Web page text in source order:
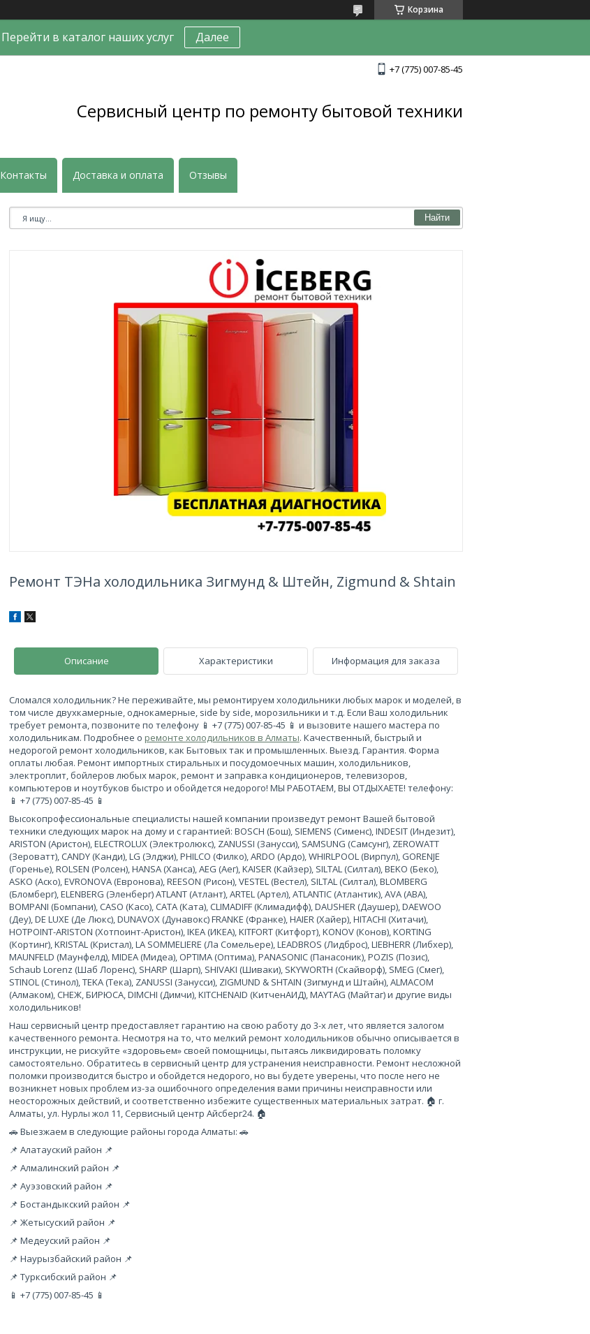
Корзина
Перейти в каталог наших услуг Далее
+7 (775) 007-85-45
Сервисный центр по ремонту бытовой техники
Контакты Доставка и оплата Отзывы
Найти
Ремонт ТЭНа холодильника Зигмунд & Штейн, Zigmund & Shtain
Описание Характеристики Информация для заказа
Сломался холодильник? Не переживайте, мы ремонтируем холодильники любых марок и моделей, в
том числе двухкамерные, однокамерные, side by side, морозильники и т.д. Если Ваш холодильник
требует ремонта, позвоните по телефону 📱 +7 (775) 007-85-45 📱 и вызовите нашего мастера по
холодильникам. Подробнее о ремонте холодильников в Алматы. Качественный, быстрый и
недорогой ремонт холодильников, как Бытовых так и промышленных. Выезд. Гарантия. Форма
оплаты любая. Ремонт импортных стиральных и посудомоечных машин, холодильников,
электроплит, бойлеров любых марок, ремонт и заправка кондиционеров, телевизоров,
компьютеров и ноутбуков быстро и обойдется недорого! МЫ РАБОТАЕМ, ВЫ ОТДЫХАЕТЕ! телефону:
📱 +7 (775) 007-85-45 📱
Высокопрофессиональные специалисты нашей компании произведут ремонт Вашей бытовой
техники следующих марок на дому и с гарантией: BOSCH (Бош), SIEMENS (Сименс), INDESIT (Индезит),
ARISTON (Аристон), ELECTROLUX (Электролюкс), ZANUSSI (Занусси), SAMSUNG (Самсунг), ZEROWATT
(Зероватт), CANDY (Канди), LG (Элджи), PHILCO (Филко), ARDO (Ардо), WHIRLPOOL (Вирпул), GORENJE
(Горенье), ROLSEN (Ролсен), HANSA (Ханса), AEG (Аег), KAISER (Кайзер), SILTAL (Силтал), BEKO (Беко),
ASKO (Аско), EVRONOVA (Евронова), REESON (Рисон), VESTEL (Вестел), SILTAL (Силтал), BLOMBERG
(Бломберг), ELENBERG (Эленберг) ATLANT (Атлант), ARTEL (Артел), ATLANTIC (Атлантик), AVA (АВА),
BOMPANI (Бомпани), CASO (Касо), CATA (Ката), CLIMADIFF (Климадифф), DAUSHER (Даушер), DAEWOO
(Деу), DE LUXE (Де Люкс), DUNAVOX (Дунавокс) FRANKE (Франке), HAIER (Хайер), HITACHI (Хитачи),
HOTPOINT-ARISTON (Хотпоинт-Аристон), IKEA (ИКЕА), KITFORT (Китфорт), KONOV (Конов), KORTING
(Кортинг), KRISTAL (Кристал), LA SOMMELIERE (Ла Сомельере), LEADBROS (Лидброс), LIEBHERR (Либхер),
MAUNFELD (Маунфелд), MIDEA (Мидеа), OPTIMA (Оптима), PANASONIC (Панасоник), POZIS (Позис),
Schaub Lorenz (Шаб Лоренс), SHARP (Шарп), SHIVAKI (Шиваки), SKYWORTH (Скайворф), SMEG (Смег),
STINOL (Стинол), TEKA (Тека), ZANUSSI (Занусси), ZIGMUND & SHTAIN (Зигмунд и Штайн), ALMACOM
(Алмаком), СНЕЖ, БИРЮСА, DIMCHI (Димчи), KITCHENAID (КитченАИД), MAYTAG (Майтаг) и другие виды
холодильников!
Наш сервисный центр предоставляет гарантию на свою работу до 3-х лет, что является залогом
качественного ремонта. Несмотря на то, что мелкий ремонт холодильников обычно описывается в
инструкции, не рискуйте «здоровьем» своей помощницы, пытаясь ликвидировать поломку
самостоятельно. Обратитесь в сервисный центр для устранения неисправности. Ремонт несложной
поломки производится быстро и обойдется недорого, но вы будете уверены, что после него не
возникнет новых проблем из-за ошибочного определения вами причины неисправности или
неосторожных действий, и соответственно избежите существенных материальных затрат. 🏠 г.
Алматы, ул. Нурлы жол 11, Сервисный центр Айсберг24. 🏠
🚗 Выезжаем в следующие районы города Алматы: 🚗
📌 Алатауский район 📌
📌 Алмалинский район 📌
📌 Ауэзовский район 📌
📌 Бостандыкский район 📌
📌 Жетысуский район 📌
📌 Медеуский район 📌
📌 Наурызбайский район 📌
📌 Турксибский район 📌
📱 +7 (775) 007-85-45 📱